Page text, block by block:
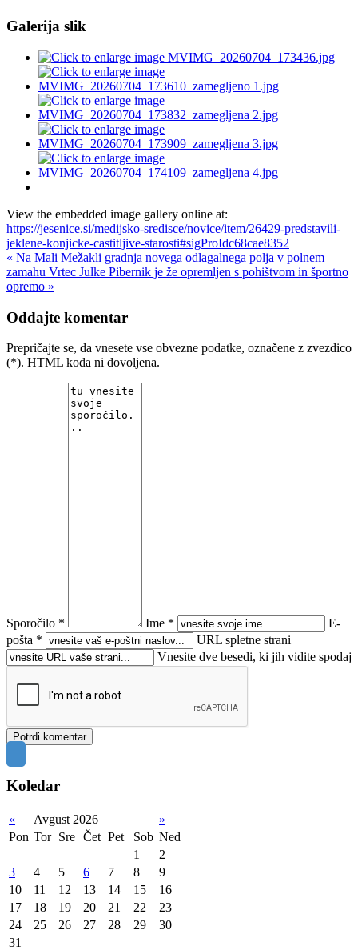
Galerija slik
View the embedded image gallery online at:
https://jesenice.si/medijsko-sredisce/novice/item/26429-predstavili-
jeklene-konjicke-castitljive-starosti#sigProIdc68cae8352
« Na Mali Mežakli gradnja novega odlagalnega polja v polnem
zamahu Vrtec Julke Pibernik je že opremljen s pohištvom in športno
opremo »
Oddajte komentar
Prepričajte se, da vnesete vse obvezne podatke, označene z zvezdico
(*). HTML koda ni dovoljena.
Sporočilo * Ime *
E-
pošta *
URL spletne strani
Vnesite dve besedi, ki jih vidite spodaj
Koledar
« Avgust 2026
»
Pon Tor Sre Čet Pet Sob Ned
1
2
3
4 5 6 7 8
9
10
11 12 13 14 15
16
17
18 19 20 21 22
23
24
25 26 27 28 29
30
31